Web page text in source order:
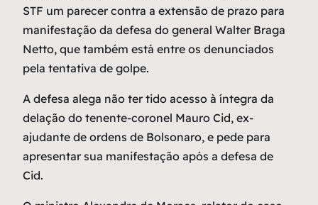
STF um parecer contra a extensão de prazo para
manifestação da defesa do general Walter Braga
Netto, que também está entre os denunciados
pela tentativa de golpe.
A defesa alega não ter tido acesso à íntegra da
delação do tenente-coronel Mauro Cid, ex-
ajudante de ordens de Bolsonaro, e pede para
apresentar sua manifestação após a defesa de
Cid.